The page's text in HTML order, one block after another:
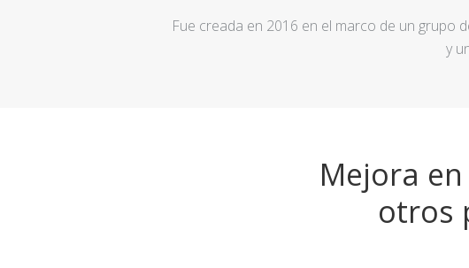
Fue creada en 2016 en el marco de un grupo
y
Mejora
otros